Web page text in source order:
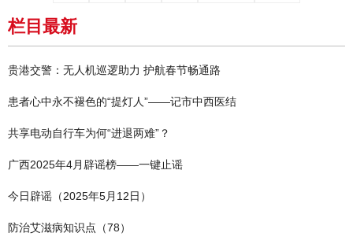
栏目最新
贵港交警：无人机巡逻助力 护航春节畅通路
患者心中永不褪色的“提灯人”——记市中西医结
共享电动自行车为何“进退两难”？
广西2025年4月辟谣榜——一键止谣
今日辟谣（2025年5月12日）
防治艾滋病知识点（78）